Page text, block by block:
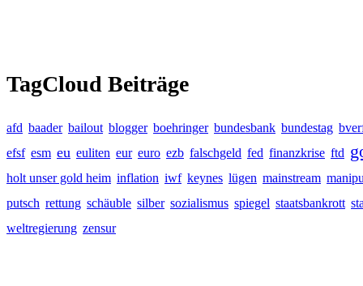
TagCloud Beiträge
afd baader bailout blogger boehringer bundesbank bundestag
efsf esm eu euliten eur euro ezb falschgeld fed finanzkrise ftd
holt unser gold heim inflation iwf keynes lügen mainstream
putsch rettung schäuble silber sozialismus spiegel staatsbankrott
weltregierung zensur